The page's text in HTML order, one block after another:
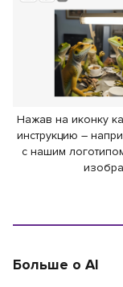
Нажав на иконку
инструкцию –
с нашим
Больше о AI